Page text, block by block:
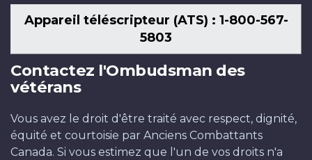
Appareil téléscripteur (ATS) : 1-800-567-
5803
Contactez l'Ombudsman des
vétérans
Vous avez le droit d'être traité avec respect, dignité,
équité et courtoisie par Anciens Combattants
Canada. Si vous estimez que l'un de vos droits n'a